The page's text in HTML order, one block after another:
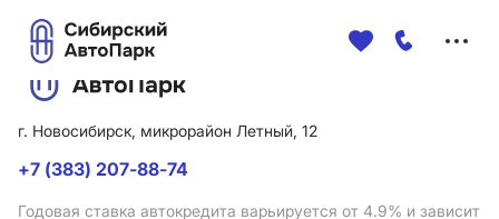
г. Новосибирск, микрорайон Летный, 12
+7 (383) 207-88-74
Годовая ставка автокредита варьируется от 4.9% и зависит